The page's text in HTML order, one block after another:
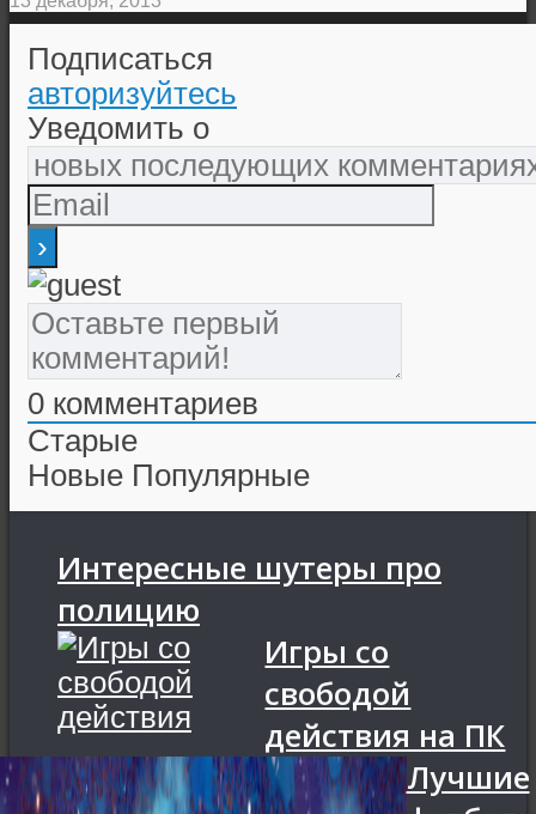
Подписаться
авторизуйтесь
Уведомить о
0 комментариев
Старые
Новые Популярные
Интересные шутеры про
полицию
Игры со
свободой
действия на ПК
Лучшие